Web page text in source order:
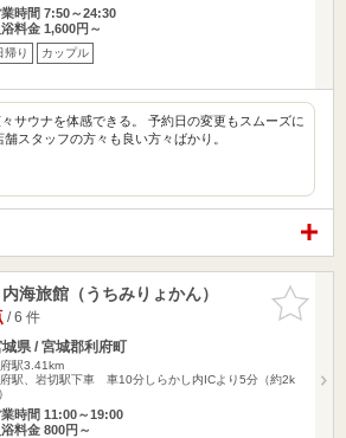
時間 7:50～24:30
浴料金 1,600円～
帰り カップル
サウナを体感できる。 予約日の変更もスムーズに
舗スタッフの方々も良い方々ばかり。
お気に入
りに追加
海旅館（うちみりょかん）
/ 6 件
県 / 宮城郡利府町
駅3.41km
駅、岩切駅下車 車10分しらかし内ICより5分（約2k
時間 11:00～19:00
浴料金 800円～